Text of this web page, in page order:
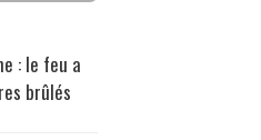
: le feu a
brûlés